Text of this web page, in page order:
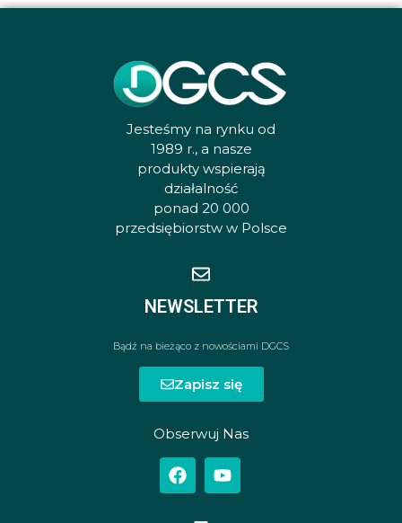
Jesteśmy na rynku od
1989 r., a nasze
produkty wspierają
działalność
ponad 20 000
przedsiębiorstw w Polsce
NEWSLETTER
Bądź na bieżąco z nowościami DGCS
Zapisz się
Obserwuj Nas